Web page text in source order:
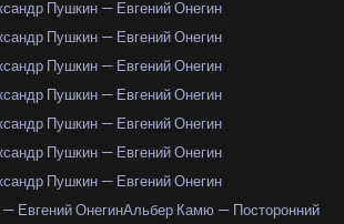
Пушкин — Евгений Онегин
Пушкин — Евгений Онегин
Пушкин — Евгений Онегин
Пушкин — Евгений Онегин
Пушкин — Евгений Онегин
Пушкин — Евгений Онегин
Пушкин — Евгений Онегин
Евгений ОнегинАльбер Камю — Посторонний